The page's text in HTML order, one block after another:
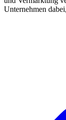
Unternehmen